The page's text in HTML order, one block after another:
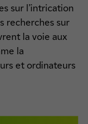
sur l’intrication
recherches sur
la voie aux
la
et ordinateurs